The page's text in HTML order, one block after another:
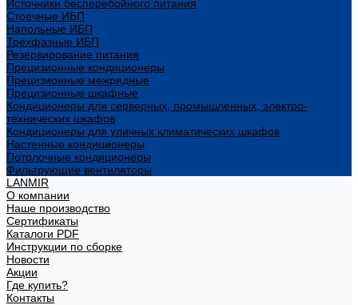
Источники бесперебойного питания
Стоечные ИБП
Напольные ИБП
Трёхфазные ИБП
Резервирование питания
Прецизионные кондиционеры
Прецизионные межрядные
Прецизионные шкафные
Кондиционеры для серверных, промышленных, электро-
технических шкафов
Кондиционеры для уличных климатических шкафов
Настенные кондиционеры
Потолочные кондиционеры
Фильтрующие вентиляторы
LANMIR
О компании
Наше производство
Сертификаты
Каталоги PDF
Инструкции по сборке
Новости
Акции
Где купить?
Контакты